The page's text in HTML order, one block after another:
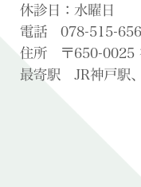
休診日：水曜日
電話 078-515-
住所 〒650-0025
最寄駅 JR神戸駅